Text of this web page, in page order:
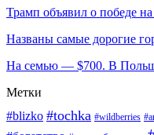
Трамп объявил о победе
Названы самые дорогие
На семью — $700. В
Метки
#blizko #tochka #wildberries